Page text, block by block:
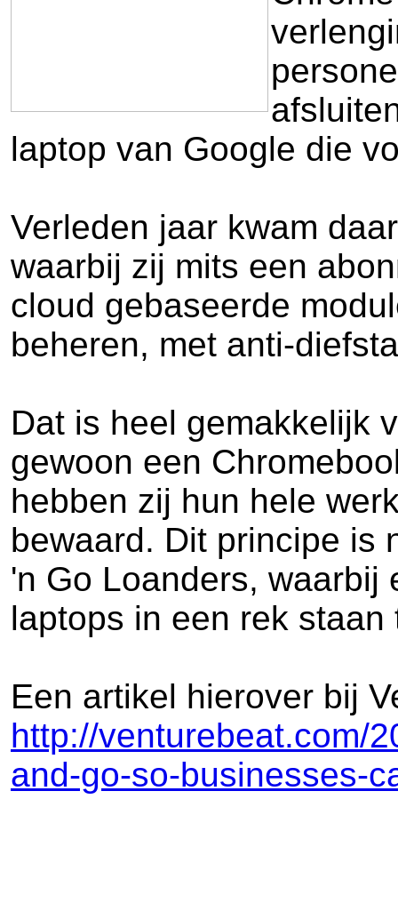
laptop van Google die
Verleden jaar kwam
waarbij zij mits een
cloud gebaseerde
beheren, met anti-
Dat is heel gemakkelijk
gewoon een
hebben zij hun hele
bewaard. Dit principe is
'n Go Loanders,
laptops in een rek
Een artikel hierover bij
http://venturebeat.com/
and-go-so-businesses-